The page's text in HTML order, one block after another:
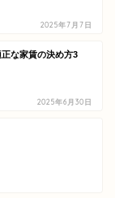
2025年7月7日
正な家賃の決め方3
2025年6月30日